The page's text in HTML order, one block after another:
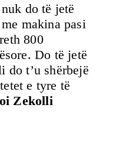
do të jetë
makina pasi
800
Do të jetë
do t’u shërbejë
e tyre të
Zekolli